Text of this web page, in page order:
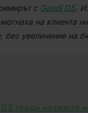
с Gaudi DS.
на клиента
без увеличение на
преди началото